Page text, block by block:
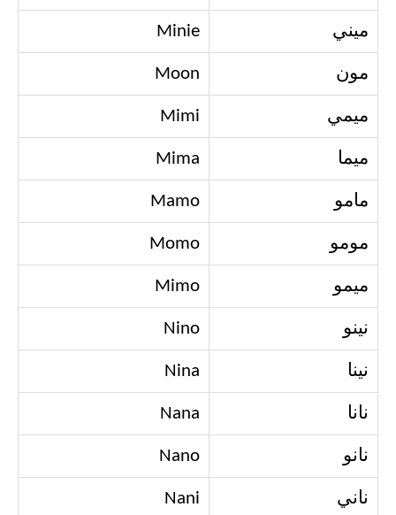
ميني Minie
مون Moon
ميمي Mimi
ميما Mima
مامو Mamo
مومو Momo
ميمو Mimo
نينو Nino
نينا Nina
نانا Nana
نانو Nano
ناني Nani